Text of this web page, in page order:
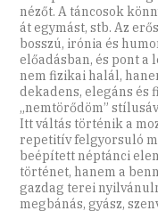
nézőt. A táncosok
át egymást, stb. Az
bosszú, irónia és
előadásban, és pont
nem fizikai halál,
dekadens, elegáns és
„nemtörődöm”
Itt váltás történik a
repetitív felgyorsuló
beépített néptánci
történet, hanem a
gazdag terei
megbánás, gyász,